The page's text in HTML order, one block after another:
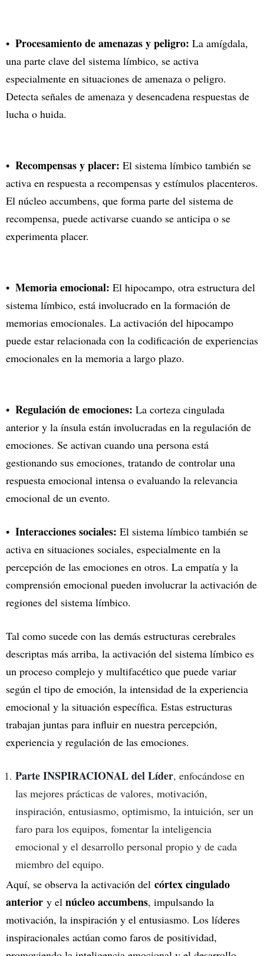
Procesamiento de amenazas y peligro: La amígdala,
una parte clave del sistema límbico, se activa
especialmente en situaciones de amenaza o peligro.
Detecta señales de amenaza y desencadena respuestas de
lucha o huida.
Recompensas y placer: El sistema límbico también se
activa en respuesta a recompensas y estímulos placenteros.
El núcleo accumbens, que forma parte del sistema de
recompensa, puede activarse cuando se anticipa o se
experimenta placer.
Memoria emocional: El hipocampo, otra estructura del
sistema límbico, está involucrado en la formación de
memorias emocionales. La activación del hipocampo
puede estar relacionada con la codificación de experiencias
emocionales en la memoria a largo plazo.
Regulación de emociones: La corteza cingulada
anterior y la ínsula están involucradas en la regulación de
emociones. Se activan cuando una persona está
gestionando sus emociones, tratando de controlar una
respuesta emocional intensa o evaluando la relevancia
emocional de un evento.
Interacciones sociales: El sistema límbico también se
activa en situaciones sociales, especialmente en la
percepción de las emociones en otros. La empatía y la
comprensión emocional pueden involucrar la activación de
regiones del sistema límbico.
Tal como sucede con las demás estructuras cerebrales
descriptas más arriba, la activación del sistema límbico es
un proceso complejo y multifacético que puede variar
según el tipo de emoción, la intensidad de la experiencia
emocional y la situación específica. Estas estructuras
trabajan juntas para influir en nuestra percepción,
experiencia y regulación de las emociones.
Parte INSPIRACIONAL del Líder, enfocándose en
las mejores prácticas de valores, motivación,
inspiración, entusiasmo, optimismo, la intuición, ser un
faro para los equipos, fomentar la inteligencia
emocional y el desarrollo personal propio y de cada
miembro del equipo.
Aquí, se observa la activación del córtex cingulado
anterior y el núcleo accumbens, impulsando la
motivación, la inspiración y el entusiasmo. Los líderes
inspiracionales actúan como faros de positividad,